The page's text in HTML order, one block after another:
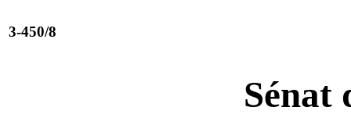
3-450/8
Sénat